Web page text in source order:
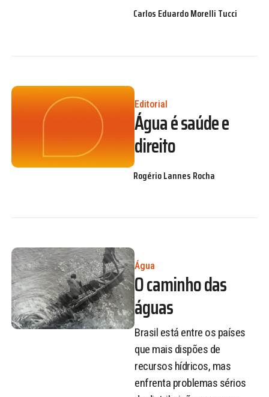
Carlos Eduardo Morelli Tucci
Editorial
Água é saúde e
direito
Rogério Lannes Rocha
Água
O caminho das
águas
Brasil está entre os países
que mais dispões de
recursos hídricos, mas
enfrenta problemas sérios